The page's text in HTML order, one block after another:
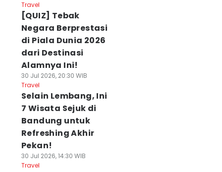
Travel
[QUIZ] Tebak
Negara Berprestasi
di Piala Dunia 2026
dari Destinasi
Alamnya Ini!
30 Jul 2026, 20:30 WIB
Travel
Selain Lembang, Ini
7 Wisata Sejuk di
Bandung untuk
Refreshing Akhir
Pekan!
30 Jul 2026, 14:30 WIB
Travel